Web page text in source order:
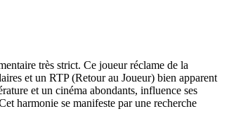
très strict. Ce joueur réclame de la
et un RTP (Retour au Joueur) bien apparent
et un cinéma abondants, influence ses
harmonie se manifeste par une recherche